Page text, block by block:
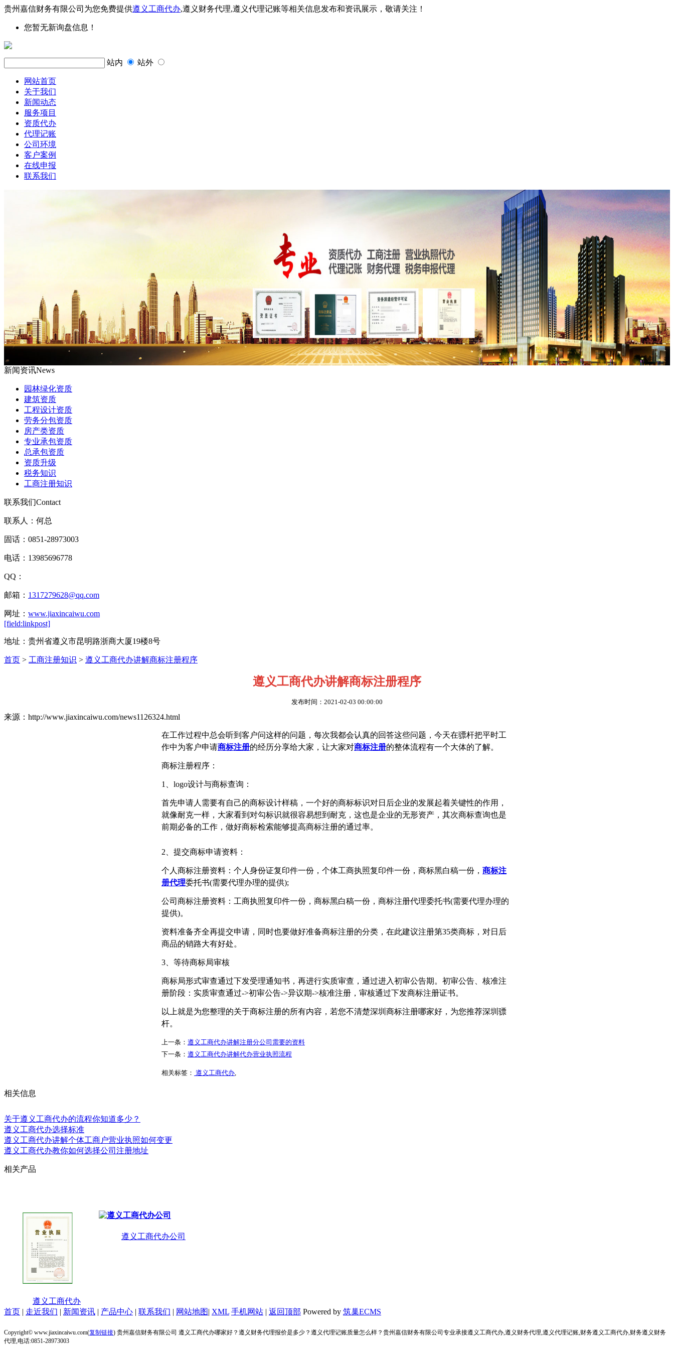
贵州嘉信财务有限公司为您免费提供遵义工商代办,遵义财务代理,遵义代理记账等相关信息发布和资讯展示，敬请关注！
您暂无新询盘信息！
站内 站外
网站首页
关于我们
新闻动态
服务项目
资质代办
代理记账
公司环境
客户案例
在线申报
联系我们
新闻资讯News
园林绿化资质
建筑资质
工程设计资质
劳务分包资质
房产类资质
专业承包资质
总承包资质
资质升级
税务知识
工商注册知识
联系我们Contact
联系人：何总
固话：0851-28973003
电话：13985696778
QQ：
邮箱： 1317279628@qq.com
网址： www.jiaxincaiwu.com
[field:linkpost]
地址：贵州省遵义市昆明路浙商大厦19楼8号
首页 > 工商注册知识 > 遵义工商代办讲解商标注册程序
遵义工商代办讲解商标注册程序
发布时间：2021-02-03 00:00:00
来源：http://www.jiaxincaiwu.com/news1126324.html
在工作过程中总会听到客户问这样的问题，每次我都会认真的回答这些问题，今天在骠杆把平时工
作中为客户申请商标注册的经历分享给大家，让大家对商标注册的整体流程有一个大体的了解。
商标注册程序：
1、logo设计与商标查询：
首先申请人需要有自己的商标设计样稿，一个好的商标标识对日后企业的发展起着关键性的作用，
就像耐克一样，大家看到对勾标识就很容易想到耐克，这也是企业的无形资产，其次商标查询也是
前期必备的工作，做好商标检索能够提高商标注册的通过率。
2、提交商标申请资料：
个人商标注册资料：个人身份证复印件一份，个体工商执照复印件一份，商标黑白稿一份， 商标注
册代理委托书(需要代理办理的提供);
公司商标注册资料：工商执照复印件一份，商标黑白稿一份，商标注册代理委托书(需要代理办理的
提供)。
资料准备齐全再提交申请，同时也要做好准备商标注册的分类，在此建议注册第35类商标，对日后
商品的销路大有好处。
3、等待商标局审核
商标局形式审查通过下发受理通知书，再进行实质审查，通过进入初审公告期。初审公告、核准注
册阶段：实质审查通过->初审公告->异议期->核准注册，审核通过下发商标注册证书。
以上就是为您整理的关于商标注册的所有内容，若您不清楚深圳商标注册哪家好，为您推荐深圳骠
杆。
上一条： 遵义工商代办讲解注册分公司需要的资料
下一条： 遵义工商代办讲解代办营业执照流程
相关标签： 遵义工商代办
相关信息
关于遵义工商代办的流程你知道多少？
遵义工商代办选择标准
遵义工商代办讲解个体工商户营业执照如何变更
遵义工商代办教你如何选择公司注册地址
相关产品
遵义工商代办
遵义工商代办公司
首页 | 走近我们 | 新闻资讯 | 产品中心 | 联系我们 | 网站地图| XML 手机网站 | 返回顶部 Powered by 筑巢ECMS
Copyright© www.jiaxincaiwu.com(复制链接) 贵州嘉信财务有限公司 遵义工商代办哪家好？遵义财务代理报价是多少？遵义代理记账质量怎么样？贵州嘉信财务有限公司专业承接遵义工商代办,遵义财务代理,遵义代理记账,财务遵义工商代办,财务遵义财务
代理,电话:0851-28973003